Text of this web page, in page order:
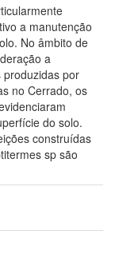
a manutenção
No âmbito de
a
por
no Cerrado, os
do solo.
construídas
sp são